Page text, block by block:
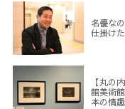
名優な
仕掛け
【丸の
館美術
本の情